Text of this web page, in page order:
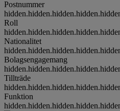
Postnummer
Roll
Nationalitet
Bolagsengagemang
Tillträde
Funktion